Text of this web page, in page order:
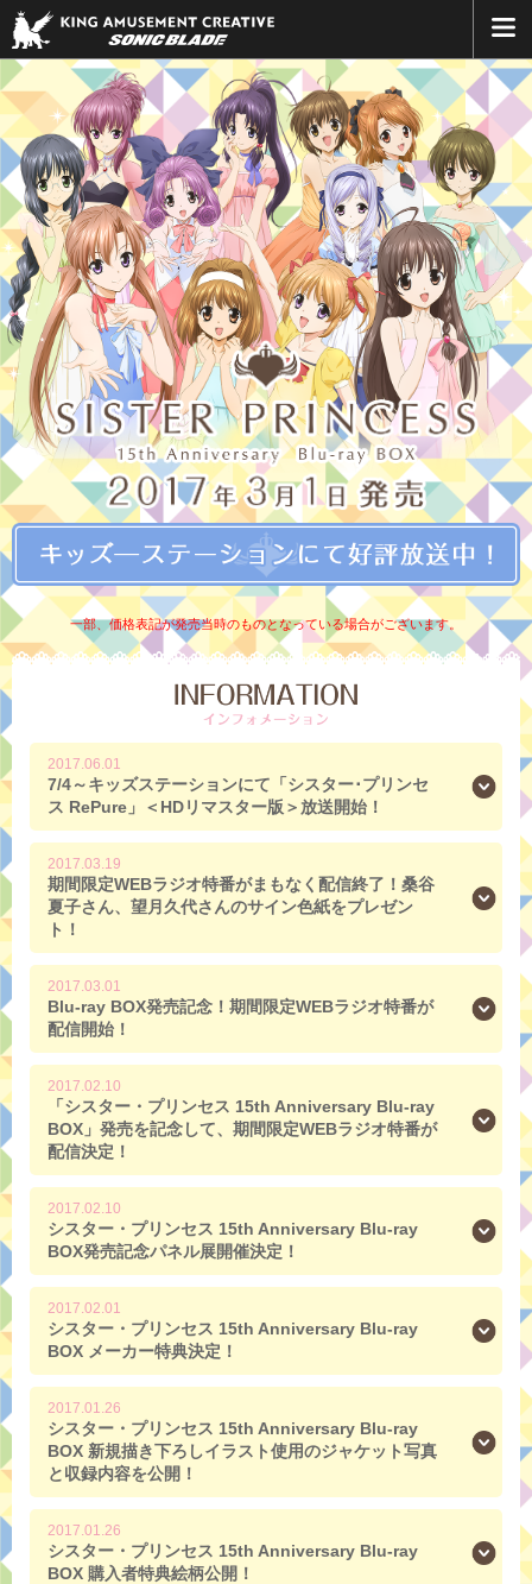
一部、価格表記が発売当時のものとなっている場合がございます。
2017.06.01
7/4～キッズステーションにて「シスター･プリンセ
ス RePure」＜HDリマスター版＞放送開始！
2017.03.19
期間限定WEBラジオ特番がまもなく配信終了！桑谷
夏子さん、望月久代さんのサイン色紙をプレゼン
ト！
2017.03.01
Blu-ray BOX発売記念！期間限定WEBラジオ特番が
配信開始！
2017.02.10
「シスター・プリンセス 15th Anniversary Blu-ray
BOX」発売を記念して、期間限定WEBラジオ特番が
配信決定！
2017.02.10
シスター・プリンセス 15th Anniversary Blu-ray
BOX発売記念パネル展開催決定！
2017.02.01
シスター・プリンセス 15th Anniversary Blu-ray
BOX メーカー特典決定！
2017.01.26
シスター・プリンセス 15th Anniversary Blu-ray
BOX 新規描き下ろしイラスト使用のジャケット写真
と収録内容を公開！
2017.01.26
シスター・プリンセス 15th Anniversary Blu-ray
BOX 購入者特典絵柄公開！